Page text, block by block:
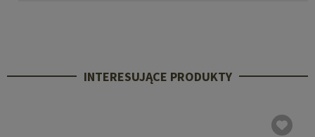
INTERESUJĄCE PRODUKTY